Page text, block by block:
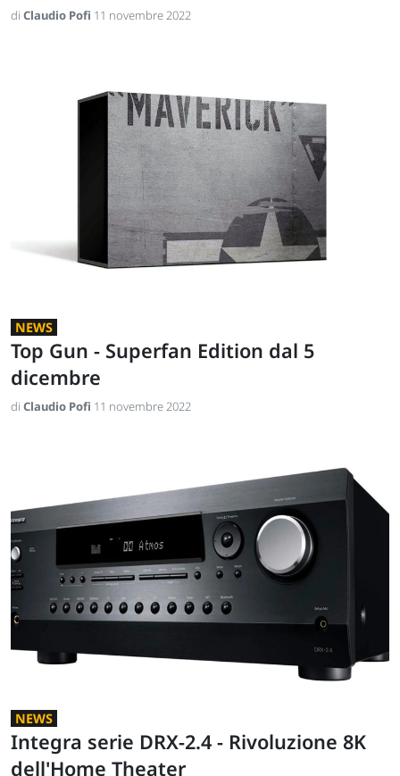
di Claudio Pofi 11 novembre 2022
NEWS
Top Gun - Superfan Edition dal 5
dicembre
di Claudio Pofi 11 novembre 2022
NEWS
Integra serie DRX-2.4 - Rivoluzione 8K
dell'Home Theater